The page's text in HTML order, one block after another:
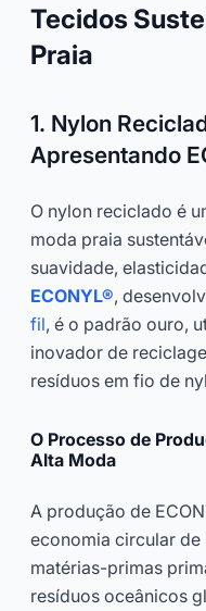
Tecidos
Praia
1. Nylon
Apresentando
O nylon reciclado é
moda praia
suavidade,
ECONYL®,
fil, é o padrão ouro,
inovador de
resíduos em fio de
O Processo de
Alta Moda
A produção de
economia circular de
matérias-primas
resíduos oceânicos